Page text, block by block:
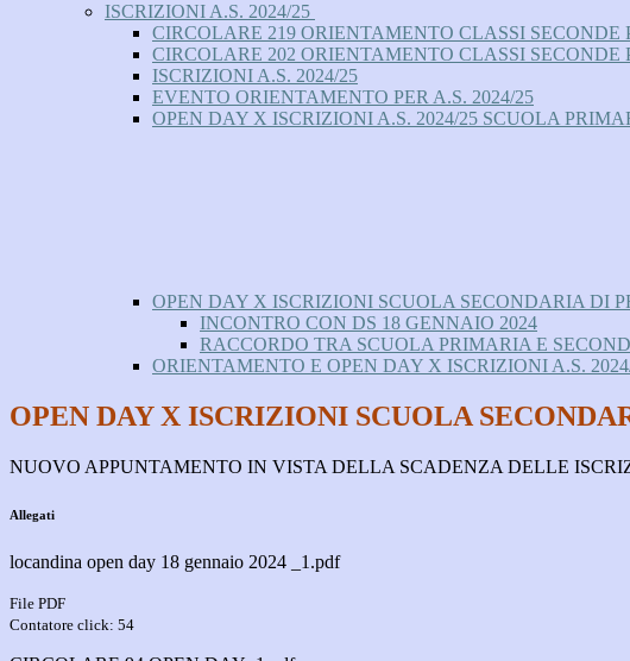
ISCRIZIONI A.S. 2024/25
CIRCOLARE 219 ORIENTAMENTO CLASSI SECONDE
CIRCOLARE 202 ORIENTAMENTO CLASSI SECONDE
ISCRIZIONI A.S. 2024/25
EVENTO ORIENTAMENTO PER A.S. 2024/25
OPEN DAY X ISCRIZIONI A.S. 2024/25 SCUOLA
OPEN DAY X ISCRIZIONI SCUOLA SECONDARIA DI
INCONTRO CON DS 18 GENNAIO 2024
RACCORDO TRA SCUOLA PRIMARIA E
ORIENTAMENTO E OPEN DAY X ISCRIZIONI A.S.
OPEN DAY X ISCRIZIONI SCUOLA
NUOVO APPUNTAMENTO IN VISTA DELLA SCADENZA DELLE
Allegati
locandina open day 18 gennaio 2024 _1.pdf
File PDF
Contatore click: 54